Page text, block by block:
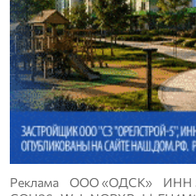
Реклама ООО «ОДСК» ИНН